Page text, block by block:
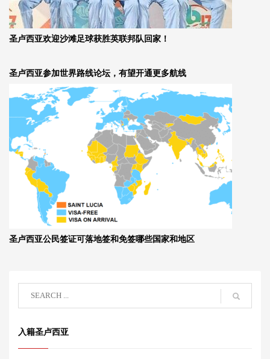
圣卢西亚欢迎沙滩足球获胜英联邦队回家！
圣卢西亚参加世界路线论坛，有望开通更多航线
圣卢西亚公民签证可落地签和免签哪些国家和地区
入籍圣卢西亚